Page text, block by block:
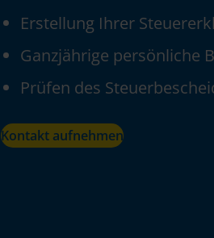
Erstellung Ihrer
Ganzjährige persönliche
Prüfen des
Kontakt aufnehmen